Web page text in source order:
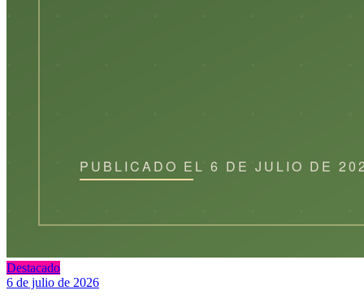
Destacado
6 de julio de 2026